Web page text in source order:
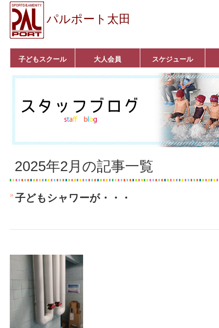
パルポート太田
子どもスクール
ベビーコース
幼児コース
小学生コース
育成コース
選手コース
キッズパーク(体操教
室)
クラシックバレエ
ボルダリング
■入会案内
大人会員
いきいきコース
トライアスロン
フィットネス
■入会案内
スケジュール
2025年2月の記事一覧
子どもシャワーが・・・